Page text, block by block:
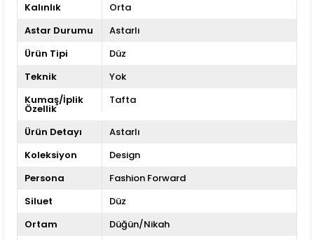
Kalınlık
Orta
Astar Durumu
Astarlı
Ürün Tipi
Düz
Teknik
Yok
Kumaş/İplik
Özellik
Tafta
Ürün Detayı
Astarlı
Koleksiyon
Design
Persona
Fashion Forward
Siluet
Düz
Ortam
Düğün/Nikah